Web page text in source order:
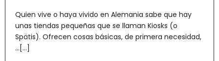
Quien vive o haya vivido en Alemania sabe que hay
unas tiendas pequeñas que se llaman Kiosks (o
Spätis). Ofrecen cosas básicas, de primera necesidad,
...[...]